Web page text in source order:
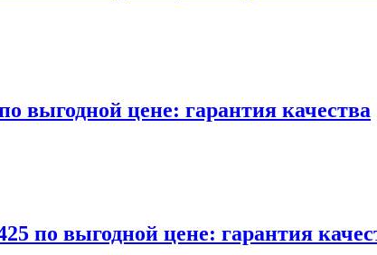
выгодной цене: гарантия качества
по выгодной цене: гарантия